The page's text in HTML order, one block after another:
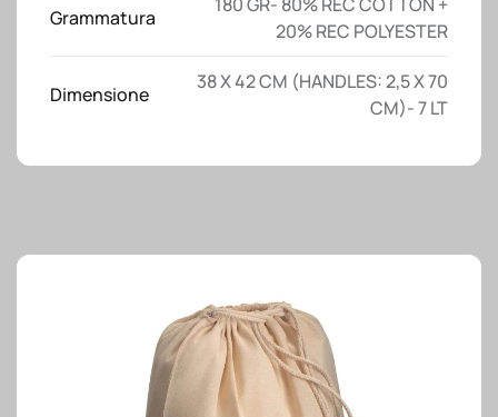
Grammatura
20% REC POLYESTER
Dimensione
38 X 42 CM (HANDLES: 2,5 X 70
CM)- 7 LT